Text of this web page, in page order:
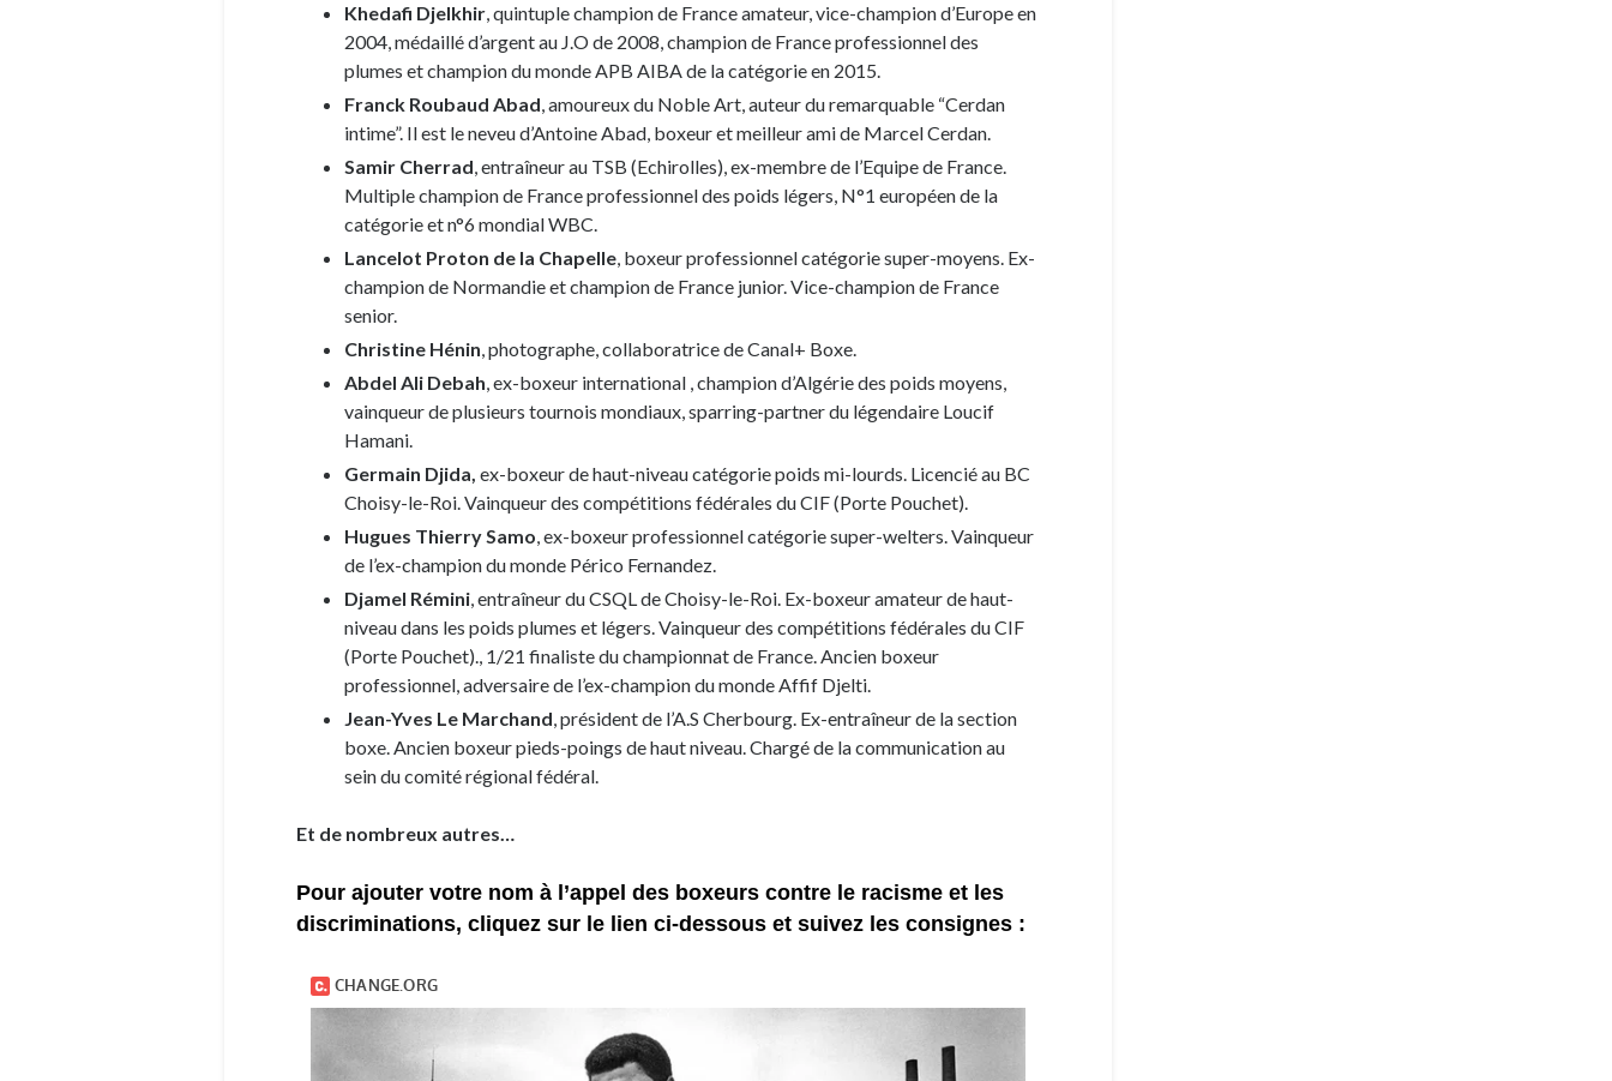
Khedafi Djelkhir, quintuple champion de France amateur, vice-champion d’Europe en
2004, médaillé d’argent au J.O de 2008, champion de France professionnel des
plumes et champion du monde APB AIBA de la catégorie en 2015.
Franck Roubaud Abad, amoureux du Noble Art, auteur du remarquable “Cerdan
intime”. Il est le neveu d’Antoine Abad, boxeur et meilleur ami de Marcel Cerdan.
Samir Cherrad, entraîneur au TSB (Echirolles), ex-membre de l’Equipe de France.
Multiple champion de France professionnel des poids légers, N°1 européen de la
catégorie et n°6 mondial WBC.
Lancelot Proton de la Chapelle, boxeur professionnel catégorie super-moyens. Ex-
champion de Normandie et champion de France junior. Vice-champion de France
senior.
Christine Hénin, photographe, collaboratrice de Canal+ Boxe.
Abdel Ali Debah, ex-boxeur international , champion d’Algérie des poids moyens,
vainqueur de plusieurs tournois mondiaux, sparring-partner du légendaire Loucif
Hamani.
Germain Djida, ex-boxeur de haut-niveau catégorie poids mi-lourds. Licencié au BC
Choisy-le-Roi. Vainqueur des compétitions fédérales du CIF (Porte Pouchet).
Hugues Thierry Samo, ex-boxeur professionnel catégorie super-welters. Vainqueur
de l’ex-champion du monde Périco Fernandez.
Djamel Rémini, entraîneur du CSQL de Choisy-le-Roi. Ex-boxeur amateur de haut-
niveau dans les poids plumes et légers. Vainqueur des compétitions fédérales du CIF
(Porte Pouchet)., 1/21 finaliste du championnat de France. Ancien boxeur
professionnel, adversaire de l’ex-champion du monde Affif Djelti.
Jean-Yves Le Marchand, président de l’A.S Cherbourg. Ex-entraîneur de la section
boxe. Ancien boxeur pieds-poings de haut niveau. Chargé de la communication au
sein du comité régional fédéral.
Et de nombreux autres…
Pour ajouter votre nom à l’appel des boxeurs contre le racisme et les
discriminations, cliquez sur le lien ci-dessous et suivez les consignes :